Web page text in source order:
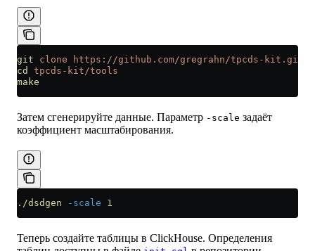
git clone https://github.com/gregrahn/tpcds-kit.git
cd
tpcds-kit/tools
make
Затем сгенерируйте данные. Параметр -scale задаёт
коэффициент масштабирования.
./dsdgen -scale 1
Теперь создайте таблицы в ClickHouse. Определения